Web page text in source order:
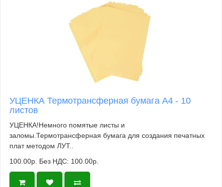
УЦЕНКА Термотрансферная бумага А4 - 10
листов
УЦЕНКА!Немного помятые листы и
заломы.Термотрансферная бумага для создания печатных
плат методом ЛУТ..
100.00р. Без НДС: 100.00р.